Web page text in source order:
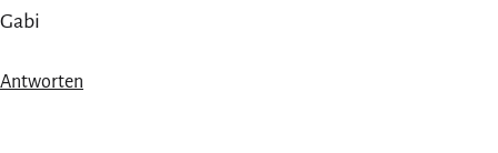
Gabi
Antworten